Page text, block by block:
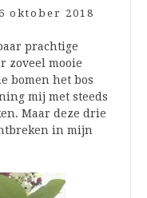
oktober 2018
prachtige
zoveel mooie
bomen het bos
mij met steeds
Maar deze drie
in mijn